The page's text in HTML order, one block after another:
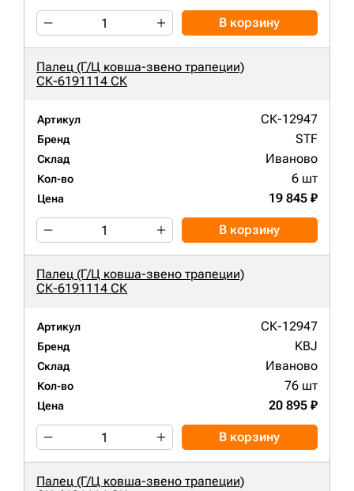
В корзину
Палец (Г/Ц ковша-звено трапеции)
СК-6191114 СК
Артикул СК-12947
Бренд STF
Склад Иваново
Кол-во 6 шт
Цена 19 845 ₽
В корзину
Палец (Г/Ц ковша-звено трапеции)
СК-6191114 СК
Артикул СК-12947
Бренд KBJ
Склад Иваново
Кол-во 76 шт
Цена 20 895 ₽
В корзину
Палец (Г/Ц ковша-звено трапеции)